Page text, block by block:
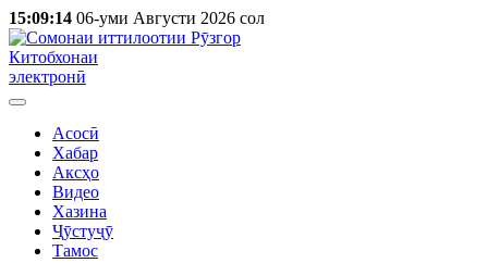
15:09:14 06-уми Августи 2026 сол
Китобхонаи
электронӣ
Асосӣ
Хабар
Аксҳо
Видео
Хазина
Ҷӯстуҷӯ
Тамос